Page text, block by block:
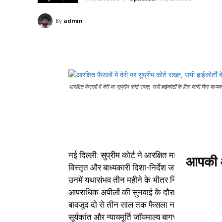
By admin
आरक्षित फैसलों में देरी पर सुप्रीम कोर्ट सख्त, सभी हाईकोर्टों के लिए जारी किए
नई दिल्ली: सुप्रीम कोर्ट ने आरक्षित मामलों में फैसले
विस्तृत और बाध्यकारी दिशा-निर्देश जारी किए हैं।
उनमें यथासंभव तीन महीने के भीतर निर्णय सुनाया
आपराधिक अपीलों की सुनवाई के दौरान दिया, जहां
बावजूद दो से तीन साल तक फैसला नहीं सुनाया गया,
सूर्यकांत और न्यायमूर्ति जॉयमाल्य बागची की पीठ ने
आपकी